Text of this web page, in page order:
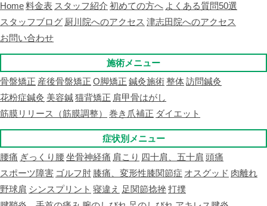
Home料金表 スタッフ紹介 初めての方へ よくある質問50選
スタッフブログ 厨川院へのアクセス 津志田院へのアクセス
お問い合わせ
施術メニュー
骨盤矯正 産後骨盤矯正 O脚矯正 鍼灸施術整体訪問鍼灸
花粉症鍼灸 美容鍼猫背矯正 肩甲骨はがし
筋膜リリース（筋膜調整）
巻き爪補正 ダイエット
症状別メニュー
腰痛 ぎっくり腰坐骨神経痛 肩こり 四十肩、五十肩 頭痛
スポーツ障害 ゴルフ肘 膝痛、変形性膝関節症 オスグッド 肉離れ
野球肩 シンスプリント 寝違え 足関節捻挫打撲